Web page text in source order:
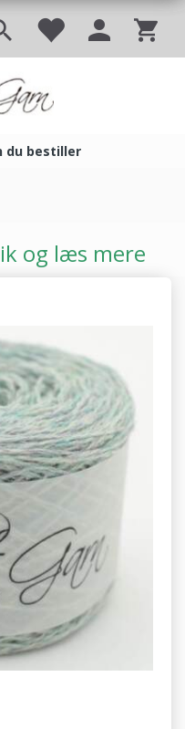
du bestiller
og læs mere